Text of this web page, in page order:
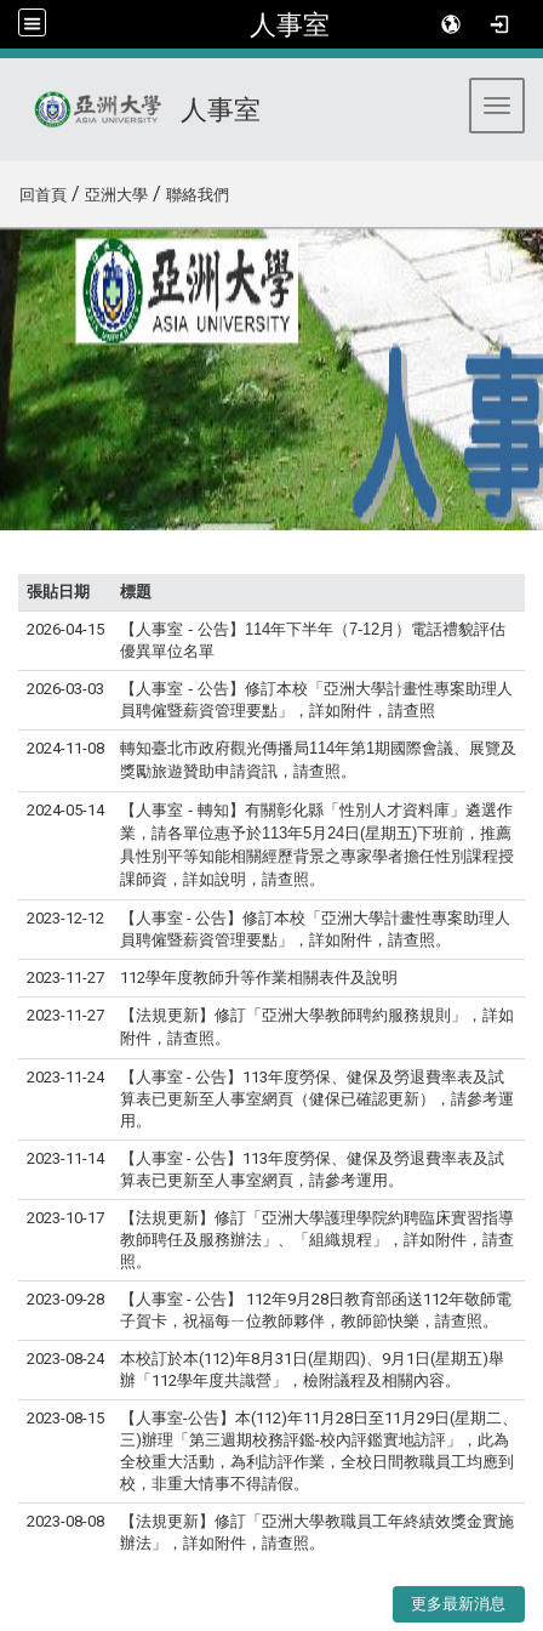
人事室
人事室
回首頁 / 亞洲大學 / 聯絡我們
張貼日期 標題
2026-04-15 【人事室 - 公告】 114年下半年（7-12月）電話禮貌評估
優異單位名單
2026-03-03 【人事室 - 公告】修訂本校「亞洲大學計畫性專案助理人
員聘僱暨薪資管理要點」，詳如附件，請查照
2024-11-08
轉知臺北市政府觀光傳播局114年第1期國際會議、展覽及
獎勵旅遊贊助申請資訊，請查照。
2024-05-14
【人事室 - 轉知】有關彰化縣「性別人才資料庫」遴選作
業，請各單位惠予於113年5月24日(星期五)下班前，推薦
具性別平等知能相關經歷背景之專家學者擔任性別課程授
課師資，詳如說明，請查照。
2023-12-12
【人事室 - 公告】修訂本校「亞洲大學計畫性專案助理人
員聘僱暨薪資管理要點」，詳如附件，請查照。
2023-11-27 112學年度教師升等作業相關表件及說明
2023-11-27 【法規更新】修訂「 亞洲大學教師聘約服務規則 」，詳如
附件，請查照。
2023-11-24
【人事室 - 公告】113年度勞保、健保及勞退費率表及試
算表已更新至人事室網頁（健保已確認更新），請參考運
用。
2023-11-14
【人事室 - 公告】113年度勞保、健保及勞退費率表及試
算表已更新至人事室網頁，請參考運用。
2023-10-17
【法規更新】修訂「亞洲大學護理學院約聘臨床實習指導
教師聘任及服務辦法」、「組織規程」，詳如附件，請查
照。
2023-09-28
【人事室 - 公告】 112年9月28日教育部函送112年敬師電
子賀卡，祝福每ㄧ位教師夥伴，教師節快樂，請查照。
2023-08-24
本校訂於本(112)年8月31日(星期四)、9月1日(星期五)舉
辦「112學年度共識營」，檢附議程及相關內容。
2023-08-15
【人事室-公告】本(112)年11月28日至11月29日(星期二、
三)辦理「第三週期校務評鑑-校內評鑑實地訪評」，此為
全校重大活動，為利訪評作業，全校日間教職員工均應到
校，非重大情事不得請假。
2023-08-08
【法規更新】修訂「亞洲大學教職員工年終績效獎金實施
辦法」，詳如附件，請查照。
更多最新消息